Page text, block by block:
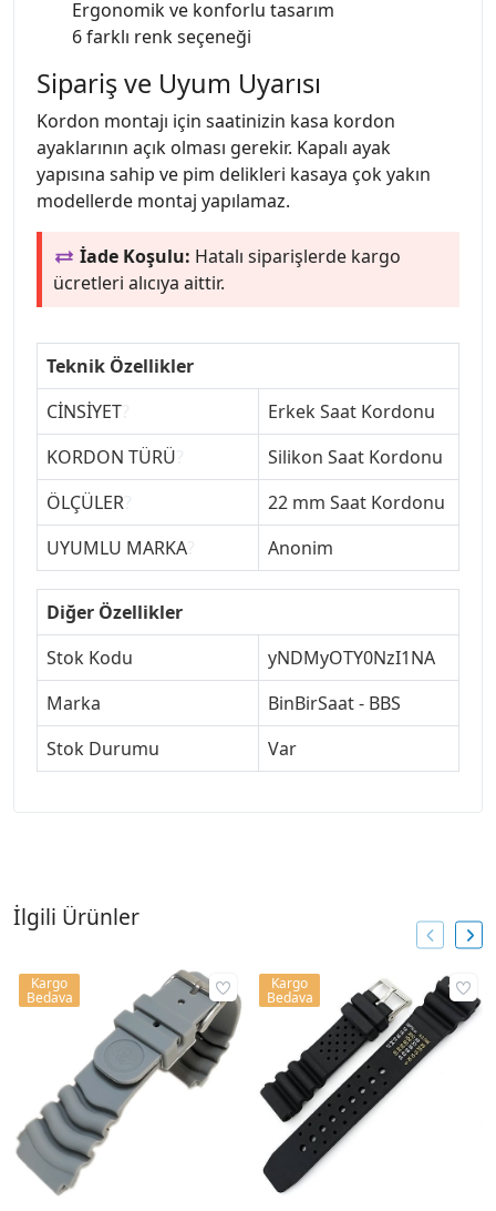
Ergonomik ve konforlu tasarım
6 farklı renk seçeneği
Sipariş ve Uyum Uyarısı
Kordon montajı için saatinizin kasa kordon
ayaklarının açık olması gerekir. Kapalı ayak
yapısına sahip ve pim delikleri kasaya çok yakın
modellerde montaj yapılamaz.
İade Koşulu: Hatalı siparişlerde kargo
ücretleri alıcıya aittir.
Teknik Özellikler
CİNSİYET
Erkek Saat Kordonu
KORDON TÜRÜ
Silikon Saat Kordonu
ÖLÇÜLER
22 mm Saat Kordonu
UYUMLU MARKA
Anonim
Diğer Özellikler
Stok Kodu
yNDMyOTY0NzI1NA
Marka
BinBirSaat - BBS
Stok Durumu
Var
İlgili Ürünler
Kargo
Bedava
Kargo
Bedava